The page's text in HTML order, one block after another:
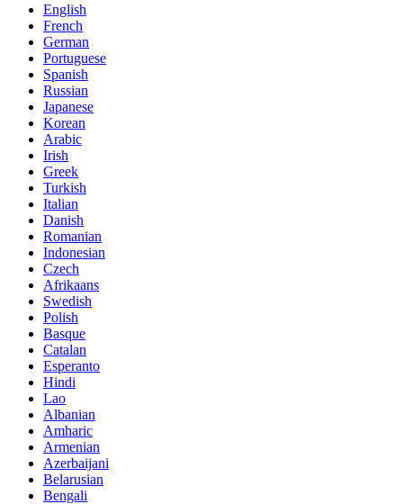
English
French
German
Portuguese
Spanish
Russian
Japanese
Korean
Arabic
Irish
Greek
Turkish
Italian
Danish
Romanian
Indonesian
Czech
Afrikaans
Swedish
Polish
Basque
Catalan
Esperanto
Hindi
Lao
Albanian
Amharic
Armenian
Azerbaijani
Belarusian
Bengali